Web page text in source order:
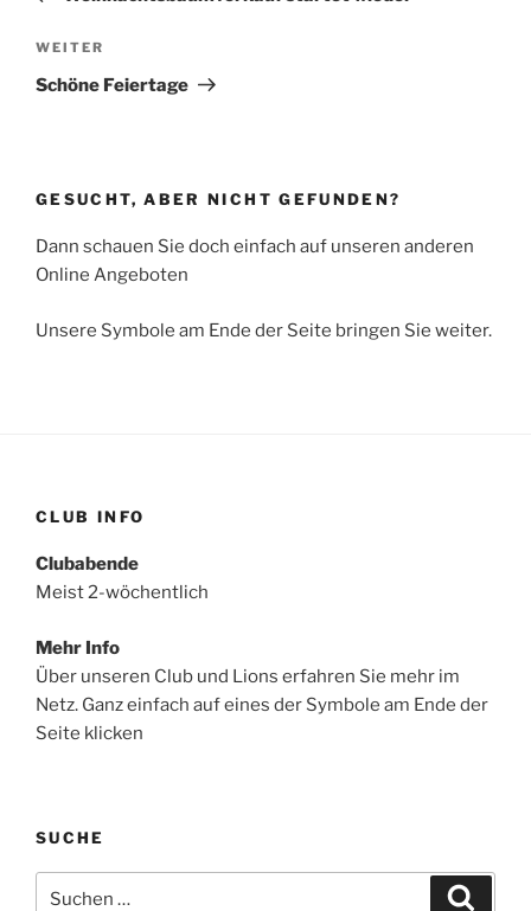
Nächster
Beitrag
WEITER
Schöne Feiertage
GESUCHT, ABER NICHT GEFUNDEN?
Dann schauen Sie doch einfach auf unseren anderen
Online Angeboten
Unsere Symbole am Ende der Seite bringen Sie weiter.
CLUB INFO
Clubabende
Meist 2-wöchentlich
Mehr Info
Über unseren Club und Lions erfahren Sie mehr im
Netz. Ganz einfach auf eines der Symbole am Ende der
Seite klicken
SUCHE